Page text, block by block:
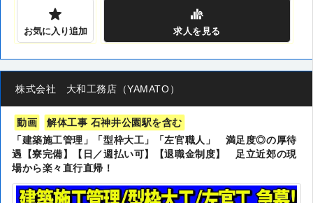
お気に入り追加 求人 を見る
株式会社 大和工務店（YAMATO）
動画
解体工事 石神井公園駅を含む
「建築施工管理」「型枠大工」「左官職人」 満足度◎の厚待
遇【寮完備】【日／週払い可】【退職金制度】 足立近郊の現
場から楽々直行直帰！